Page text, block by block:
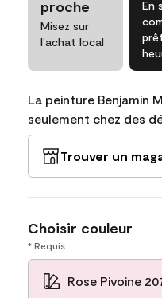
proche
Misez sur
l’achat local
En
La peinture Benjamin
seulement chez des
Trouver un
Choisir couleur
* Requis
Rose Pivoine